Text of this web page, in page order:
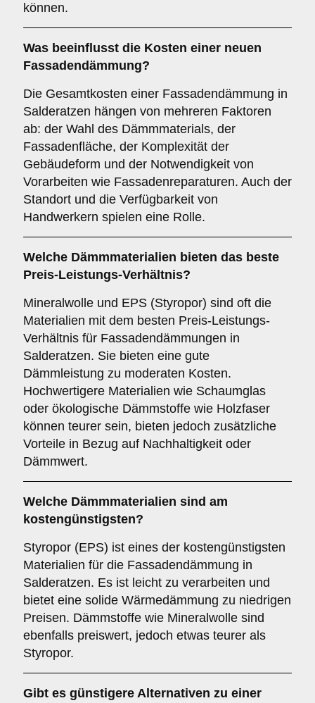
können.
Was beeinflusst die Kosten einer neuen
Fassadendämmung?
Die Gesamtkosten einer Fassadendämmung in
Salderatzen hängen von mehreren Faktoren
ab: der Wahl des Dämmmaterials, der
Fassadenfläche, der Komplexität der
Gebäudeform und der Notwendigkeit von
Vorarbeiten wie Fassadenreparaturen. Auch der
Standort und die Verfügbarkeit von
Handwerkern spielen eine Rolle.
Welche Dämmmaterialien bieten das beste
Preis-Leistungs-Verhältnis?
Mineralwolle und EPS (Styropor) sind oft die
Materialien mit dem besten Preis-Leistungs-
Verhältnis für Fassadendämmungen in
Salderatzen. Sie bieten eine gute
Dämmleistung zu moderaten Kosten.
Hochwertigere Materialien wie Schaumglas
oder ökologische Dämmstoffe wie Holzfaser
können teurer sein, bieten jedoch zusätzliche
Vorteile in Bezug auf Nachhaltigkeit oder
Dämmwert.
Welche Dämmmaterialien sind am
kostengünstigsten?
Styropor (EPS) ist eines der kostengünstigsten
Materialien für die Fassadendämmung in
Salderatzen. Es ist leicht zu verarbeiten und
bietet eine solide Wärmedämmung zu niedrigen
Preisen. Dämmstoffe wie Mineralwolle sind
ebenfalls preiswert, jedoch etwas teurer als
Styropor.
Gibt es günstigere Alternativen zu einer